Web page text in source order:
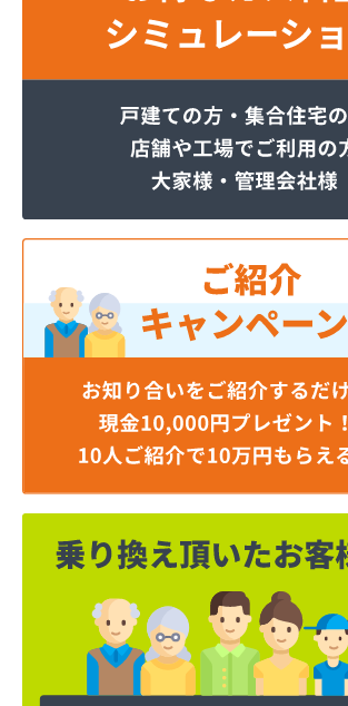
ツネマツガス株式会社
ホームライフサポート株式会社
みやぎ生活協同組合コープガスセンタ
ミライフ東日本株式会社 石巻店
ミライフ東日本株式会社 仙台支店
ミライフ東日本株式会社 仙台支店
ロジトライ東北株式会社 仙台事業所
ワタヒョウ株式会社
ワタヒョウ株式会社エネルギーセンタ
阿部栄商店
伊藤忠エネクスホームライフ東北株式
井ゲ田電器店
塩釜ガス株式会社
岡田燃料店
岡本商店
柿沼米穀店
株式会社アイザワ
株式会社アストモスガスセンター東北
株式会社アベキ
株式会社アベキ 塩釜営業所
株式会社アベキ 女川・石巻営業所